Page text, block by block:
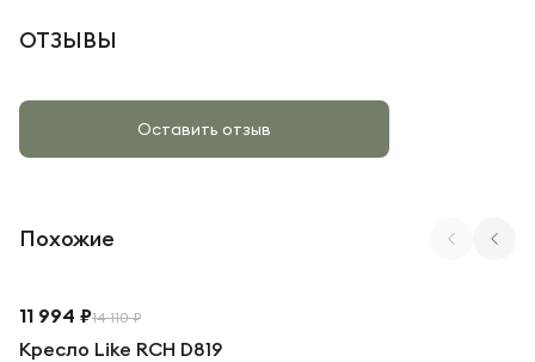
ОТЗЫВЫ
Оставить отзыв
Похожие
Кресло Like RCH D819
11 994 ₽14 110 ₽